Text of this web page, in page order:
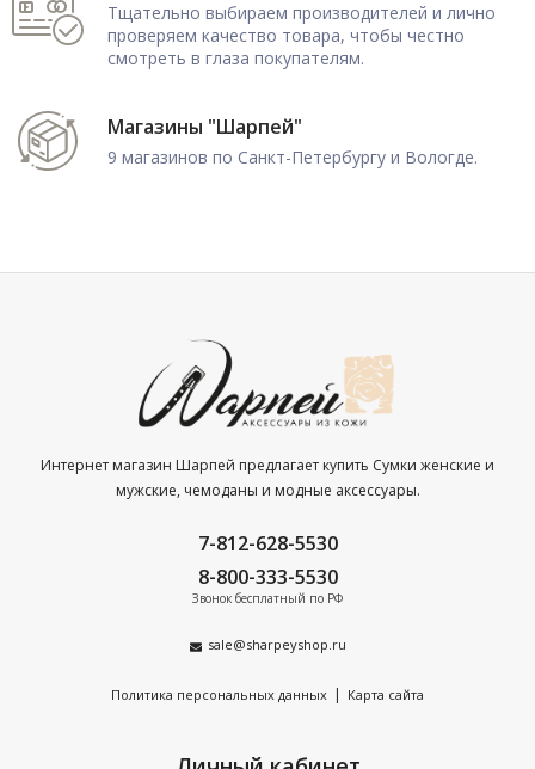
Тщательно выбираем производителей и лично
проверяем качество товара, чтобы честно
смотреть в глаза покупателям.
Магазины "Шарпей"
9 магазинов по Санкт-Петербургу и Вологде.
Интернет магазин Шарпей предлагает купить Сумки женские и
мужские, чемоданы и модные аксессуары.
7-812-628-5530
8-800-333-5530
Звонок бесплатный по РФ
sale@sharpeyshop.ru
Политика персональных данных | Карта сайта